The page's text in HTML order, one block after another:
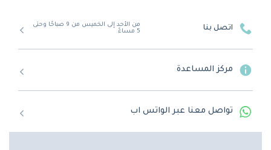
اتصل بنا
من الأحد إلى الخميس من 9 صباحًا وحتى
5 مساءً
مركز المساعدة
تواصل معنا عبر الواتس اب